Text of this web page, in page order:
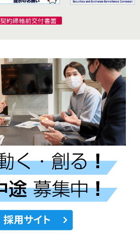
契約締結前交付書面